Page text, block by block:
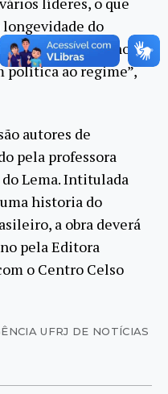
do
17 no
política ao regime”,
autores de
pela professora
Lema. Intitulada
historia do
a obra deverá
pela Editora
o Centro Celso
UFRJ DE NOTÍCIAS